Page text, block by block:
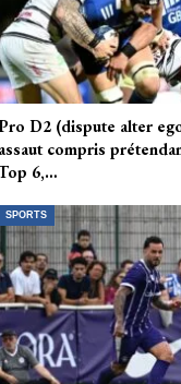
D2 (dispute alter
assaut compris
6,…
SPORTS